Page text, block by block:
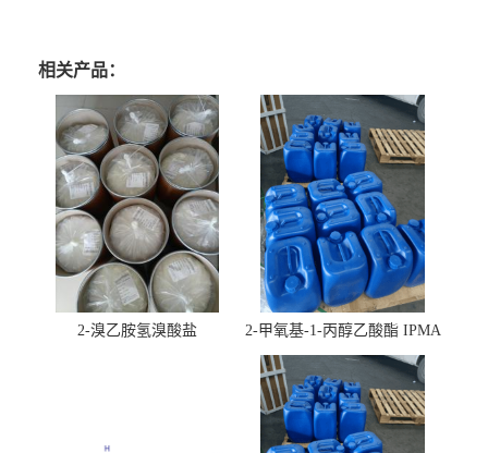
相关产品：
2-溴乙胺氢溴酸盐 2-甲氧基-1-丙醇乙酸酯 IPMA